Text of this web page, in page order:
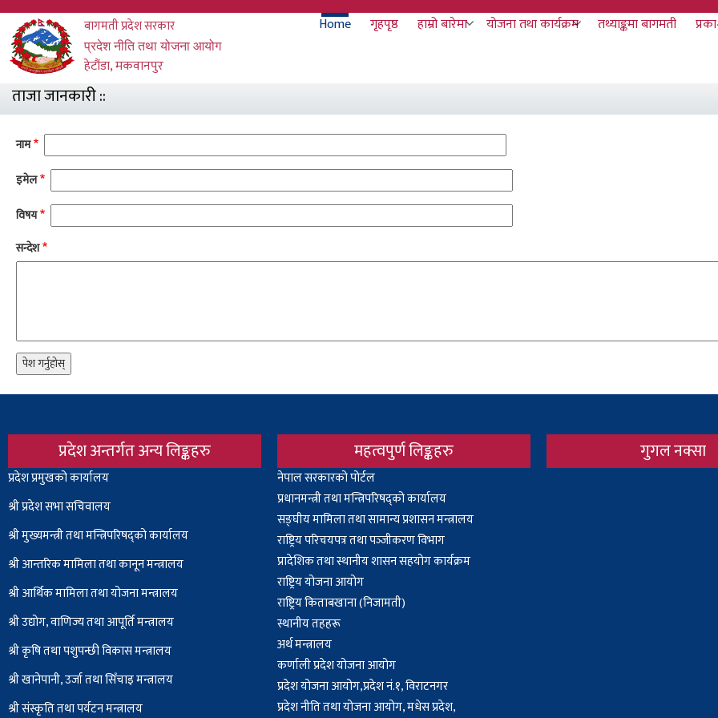
Skip
main
content
बागमती प्रदेश सरकार
प्रदेश नीति तथा योजना आयोग
हेटौंडा, मकवानपुर
मुख्य
Home गृहपृष्ठ हाम्रो बारेमा योजना तथा कार्यक्रम तथ्याङ्कमा बागमती
ताजा जानकारी ::
नाम
इमेल
विषय
सन्देश
प्रदेश अन्तर्गत अन्य लिङ्कहरु
Body
प्रदेश प्रमुखको कार्यालय
श्री प्रदेश सभा सचिवालय
श्रीमुख्यमन्त्री तथा मन्त्रिपरिषद्को कार्यालय
श्री आन्तरिक मामिला तथा कानून मन्त्रालय
श्री आर्थिक मामिला तथा योजना मन्त्रालय
श्री उद्योग, वाणिज्य तथा आपूर्ति मन्त्रालय
श्री कृषि तथा पशुपन्छी विकास मन्त्रालय
श्री खानेपानी, उर्जा तथा सिँचाइ मन्त्रालय
श्री संस्कृति तथा पर्यटन मन्त्रालय
महत्वपुर्ण लिङ्कहरु
Body
नेपाल सरकारको पोर्टल
प्रधानमन्त्री तथा मन्त्रिपरिषद्को कार्यालय
सङ्घीय मामिला तथा सामान्य प्रशासन मन्त्रालय
राष्ट्रिय परिचयपत्र तथा पञ्‍जीकरण विभाग
प्रादेशिक तथा स्थानीय शासन सहयोग कार्यक्रम
राष्ट्रिय योजना आयोग
राष्ट्रिय किताबखाना (निजामती)
स्थानीय तहहरू
अर्थ मन्त्रालय
कर्णाली प्रदेश योजना आयोग
प्रदेश योजना आयोग,प्रदेश नं.१, विराटनगर
प्रदेश नीति तथा योजना आयोग, मधेस प्रदेश,
गुगल नक्सा